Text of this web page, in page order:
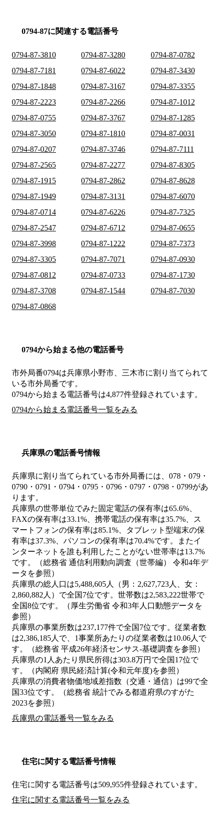
0794-87に関連する電話番号
0794-87-3810 0794-87-3280
0794-87-0782
0794-87-7181
0794-87-6022
0794-87-3430
0794-87-1848
0794-87-3167
0794-87-3355
0794-87-2223
0794-87-2266
0794-87-1012
0794-87-0755
0794-87-3767
0794-87-1285
0794-87-3050
0794-87-1810
0794-87-0031
0794-87-0207
0794-87-3746
0794-87-7111
0794-87-2565
0794-87-2277
0794-87-8305
0794-87-1915
0794-87-2862
0794-87-8628
0794-87-1949
0794-87-3131
0794-87-6070
0794-87-0714
0794-87-6226
0794-87-7325
0794-87-2547
0794-87-6712
0794-87-0655
0794-87-3998
0794-87-1222
0794-87-7373
0794-87-3305
0794-87-7071
0794-87-0930
0794-87-0812
0794-87-0733
0794-87-1730
0794-87-3708
0794-87-1544
0794-87-7030
0794-87-0868
0794から始まる他の電話番号
市外局番0794は兵庫県小野市、三木市に割り当てられて
いる市外局番です。
0794から始まる電話番号は4,877件登録されています。
0794から始まる電話番号一覧をみる
兵庫県の電話番号情報
兵庫県に割り当てられている市外局番には、078・079・
0790・0791・0794・0795・0796・0797・0798・0799があ
ります。
兵庫県の世帯単位でみた固定電話の保有率は65.6%、
FAXの保有率は33.1%、携帯電話の保有率は35.7%、ス
マートフォンの保有率は85.1%、タブレット型端末の保
有率は37.3%、パソコンの保有率は70.4%です。またイ
ンターネットを誰も利用したことがない世帯率は13.7%
です。（総務省 通信利用動向調査（世帯編） 令和4年デ
ータを参照）
兵庫県の総人口は5,488,605人（男：2,627,723人、女：
2,860,882人）で全国7位です。世帯数は2,583,222世帯で
全国8位です。（厚生労働省 令和3年人口動態データを
参照）
兵庫県の事業所数は237,177件で全国7位です。従業者数
は2,386,185人で、1事業所あたりの従業者数は10.06人で
す。（総務省 平成26年経済センサス‐基礎調査を参照）
兵庫県の1人あたり県民所得は303.8万円で全国17位で
す。（内閣府 県民経済計算(令和元年度)を参照）
兵庫県の消費者物価地域差指数（交通・通信）は99で全
国33位です。（総務省 統計でみる都道府県のすがた
2023を参照）
兵庫県の電話番号一覧をみる
住宅に関する電話番号情報
住宅に関する電話番号は509,955件登録されています。
住宅に関する電話番号一覧をみる